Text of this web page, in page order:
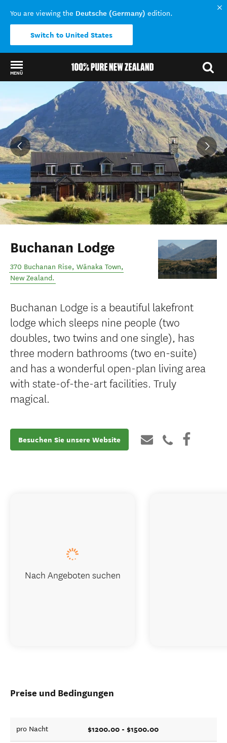
You are viewing the Deutsche (Germany) edition.
Switch to United States
MENÜ
Back to my results
Buchanan Lodge
370 Buchanan Rise, Wānaka Town,
New Zealand.
Buchanan Lodge is a beautiful lakefront
lodge which sleeps nine people (two
doubles, two twins and one single), has
three modern bathrooms (two en-suite)
and has a wonderful open-plan living area
with state-of-the-art facilities. Truly
magical.
Besuchen Sie unsere Website
Preise und Bedingungen
pro Nacht $1200.00 - $1500.00
Nach Angeboten suchen